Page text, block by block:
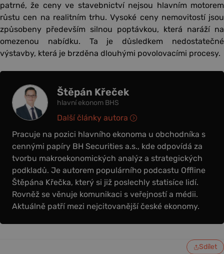
patrné, že ceny ve stavebnictví nejsou hlavním motorem
růstu cen na realitním trhu. Vysoké ceny nemovitostí jsou
způsobeny především silnou poptávkou, která naráží na
omezenou nabídku. Ta je důsledkem nedostatečné
výstavby, která je brzděna dlouhými povolovacími procesy.
Štěpán Křeček
hlavní ekonom BHS
Pracuje na pozici hlavního ekonoma u obchodníka s
cennými papíry BH Securities a.s., kde odpovídá za
tvorbu makroekonomických analýz a strategických
podkladů. Je autorem populárního podcastu Offline
Štěpána Křečka, který si již poslechly statisíce lidí.
Rovněž se věnuje komunikaci s veřejností a médii.
Aktuálně patří mezi nejcitovanější české ekonomy.
Další články autora
Sdílet